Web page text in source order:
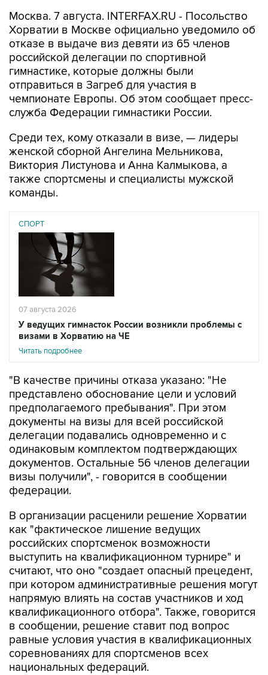
Москва. 7 августа. INTERFAX.RU - Посольство
Хорватии в Москве официально уведомило об
отказе в выдаче виз девяти из 65 членов
российской делегации по спортивной
гимнастике, которые должны были
отправиться в Загреб для участия в
чемпионате Европы. Об этом сообщает пресс-
служба Федерации гимнастики России.
Среди тех, кому отказали в визе, — лидеры
женской сборной Ангелина Мельникова,
Виктория Листунова и Анна Калмыкова, а
также спортсмены и специалисты мужской
команды.
СПОРТ
07 августа 2026
У ведущих гимнасток России возникли проблемы с
визами в Хорватию на ЧЕ
Читать подробнее
"В качестве причины отказа указано: "Не
представлено обоснование цели и условий
предполагаемого пребывания". При этом
документы на визы для всей российской
делегации подавались одновременно и с
одинаковым комплектом подтверждающих
документов. Остальные 56 членов делегации
визы получили", - говорится в сообщении
федерации.
В организации расценили решение Хорватии
как "фактическое лишение ведущих
российских спортсменок возможности
выступить на квалификационном турнире" и
считают, что оно "создает опасный прецедент,
при котором административные решения могут
напрямую влиять на состав участников и ход
квалификационного отбора". Также, говорится
в сообщении, решение ставит под вопрос
равные условия участия в квалификационных
соревнованиях для спортсменов всех
национальных федераций.